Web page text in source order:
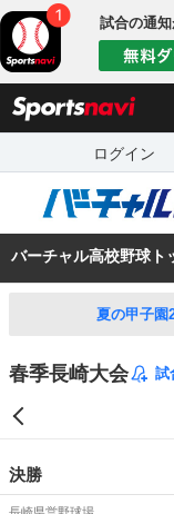
試合の通知
ログイン
バーチャル高校野球ト
夏の甲子園
春季長崎大会 試
決勝